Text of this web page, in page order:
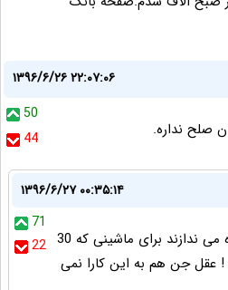
۱۳۹۶/۶/۲۶ ۲۲:۰۷:۰۶
50
44
صلح نداره.
۱۳۹۶/۶/۲۷ ۰۰:۳۵:۱۴
71
22 ببین چطوری داغ کن راه می ندازند برای ماشینی که 30
! عقل جن هم به این کارا نمی